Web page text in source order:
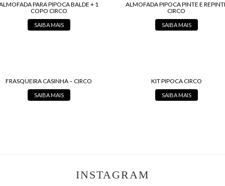
PARA PIPOCA BALDE + 1
COPO CIRCO
SAIBA MAIS
ALMOFADA PIPOCA PINTE E
CIRCO
SAIBA MAIS
FRASQUEIRA CASINHA – CIRCO
SAIBA MAIS
KIT PIPOCA CIRCO
SAIBA MAIS
INSTAGRAM